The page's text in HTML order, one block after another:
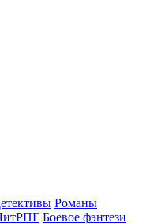
Романы
Боевое фэнтези